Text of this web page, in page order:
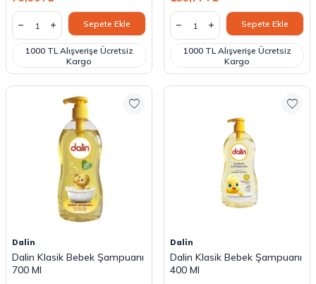
Sepete Ekle
1000 TL Alışverişe Ücretsiz
Kargo
Sepete Ekle
1000 TL Alışverişe Ücretsiz
Kargo
Dalin
Dalin Klasik Bebek Şampuanı
700 Ml
Dalin
Dalin Klasik Bebek Şampuanı
400 Ml